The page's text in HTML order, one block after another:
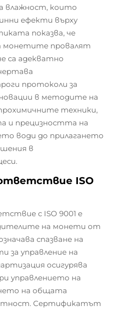
влажност, които
ефекти върху
показва, че
монетите провалят
са адекватно
протоколи за
в методите на
техники,
и прецизността на
води до прилагането
в
ISO
с ISO 9001 е
на монети от
спазване на
за управление на
осигурява
управлението на
на общата
Сертификатът